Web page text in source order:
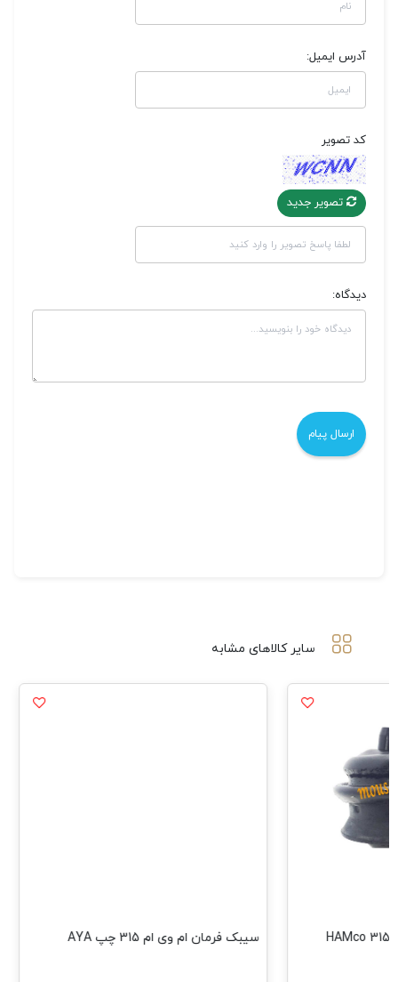
آدرس ایمیل:
کد تصویر
تصویر جدید
دیدگاه:
سایر کالاهای مشابه
سیبک فرمان ام وی ام 315 چپ AYA